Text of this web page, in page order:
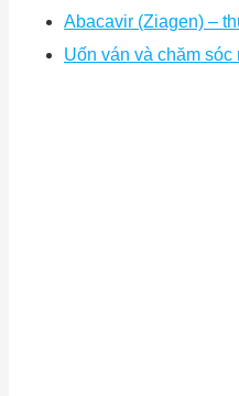
Abacavir (Ziagen) –
Uốn ván và chăm